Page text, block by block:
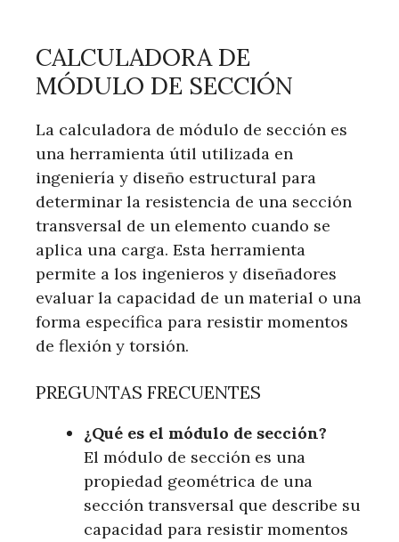
CALCULADORA DE
MÓDULO DE SECCIÓN
La calculadora de módulo de sección es
una herramienta útil utilizada en
ingeniería y diseño estructural para
determinar la resistencia de una sección
transversal de un elemento cuando se
aplica una carga. Esta herramienta
permite a los ingenieros y diseñadores
evaluar la capacidad de un material o una
forma específica para resistir momentos
de flexión y torsión.
PREGUNTAS FRECUENTES
¿Qué es el módulo de sección?
El módulo de sección es una
propiedad geométrica de una
sección transversal que describe su
capacidad para resistir momentos